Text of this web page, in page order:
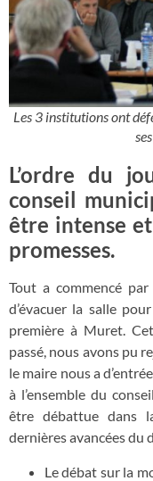
Les 3 institutions ont
L’ordre du
conseil
être intense
promesses.
Tout a commencé
d’évacuer la salle
première à Muret.
passé, nous avons pu
le maire nous a
à l’ensemble du
être débattue dans
dernières avancées du
Le débat sur la